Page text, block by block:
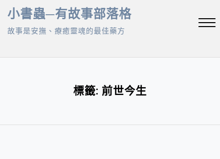
Skip
content
小書蟲─有故事部落格
故事是安撫、療癒靈魂的最佳藥方
標籤: 前世今生